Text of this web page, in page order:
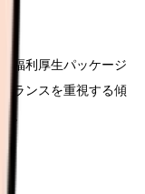
福利厚生パッケージ
ランスを重視する傾
。